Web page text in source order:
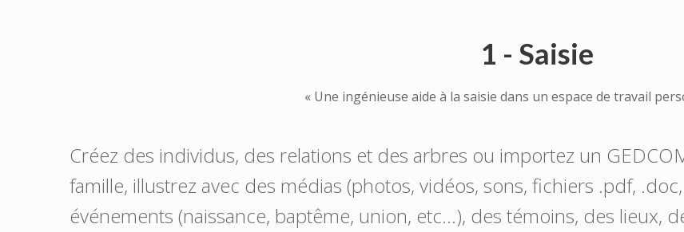
1 - Saisie
« Une ingénieuse aide à la saisie dans un espace de travail
Créez des individus, des relations et des arbres ou importez un
famille, illustrez avec des médias (photos, vidéos, sons, fichiers .pdf,
événements (naissance, baptême, union, etc…), des témoins, des lieux,